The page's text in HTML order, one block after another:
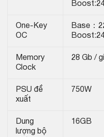
One-Key
OC
Base：
Memory
Clock
28 Gb /
PSU đề
xuất
750W
Dung
lượng bộ
16GB